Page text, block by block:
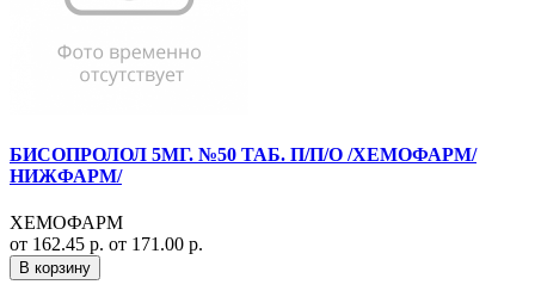
БИСОПРОЛОЛ 5МГ. №50 ТАБ. П/П/О /ХЕМОФАРМ/
НИЖФАРМ/
ХЕМОФАРМ
от 162.45 р. от 171.00 р.
В корзину